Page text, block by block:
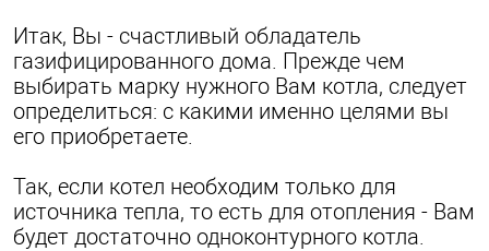
Итак, Вы - счастливый обладатель
газифицированного дома. Прежде чем
выбирать марку нужного Вам котла, следует
определиться: с какими именно целями вы
его приобретаете.
Так, если котел необходим только для
источника тепла, то есть для отопления - Вам
будет достаточно одноконтурного котла.